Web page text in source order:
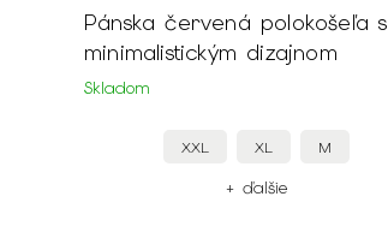
Pánska červená polokošeľa s
minimalistickým dizajnom
Skladom
XXL XL M
+ ďalšie